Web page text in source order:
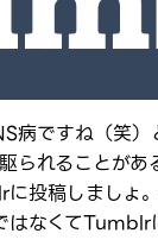
病ですね（笑）
られることが
投稿しましょ
なくてTumblr